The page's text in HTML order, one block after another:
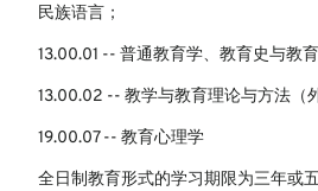
民族语言；
13.00.01 -- 普通教育学、教育史与教育
13.00.02 -- 教学与教育理论与方法（
19.00.07 -- 教育心理学
全日制教育形式的学习期限为三年或